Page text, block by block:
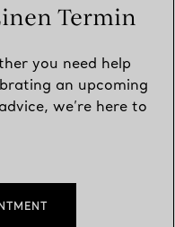
Termin
you need help
an upcoming
we’re here to